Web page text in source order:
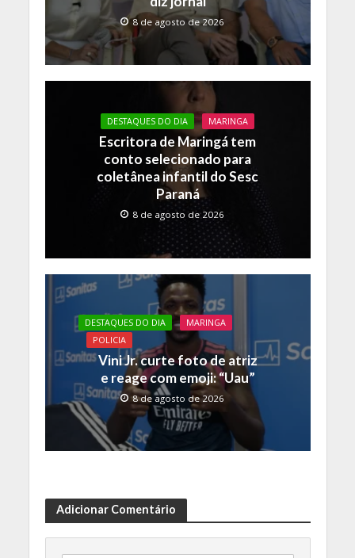
8 de agosto de 2026
DESTAQUES DO DIA MARINGA
Escritora de Maringá tem
conto selecionado para
coletânea infantil do Sesc
Paraná
8 de agosto de 2026
DESTAQUES DO DIA
MARINGA
POLICIA
Vini Jr. curte foto de atriz
e reage com emoji: “Uau”
8 de agosto de 2026
Adicionar Comentário